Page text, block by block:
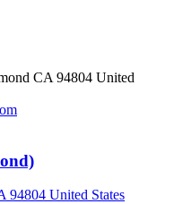
CA 94804 United
94804 United States